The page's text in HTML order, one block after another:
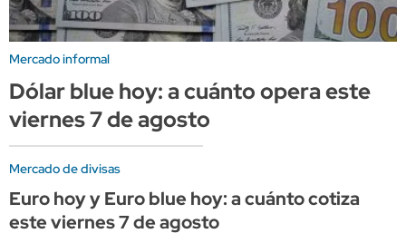
Mercado informal
Dólar blue hoy: a cuánto opera este
viernes 7 de agosto
Mercado de divisas
Euro hoy y Euro blue hoy: a cuánto cotiza
este viernes 7 de agosto